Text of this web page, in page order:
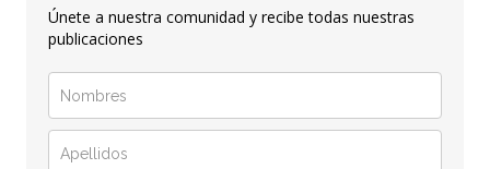
Únete a nuestra comunidad y recibe todas nuestras
publicaciones